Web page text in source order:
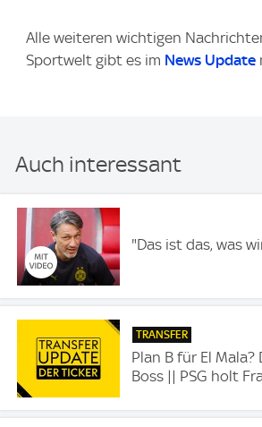
Alle weiteren wichtigen
Sportwelt gibt es im News Update
Auch interessant
"Das ist das, was
TRANSFER
Plan B für El Mala?
Boss || PSG holt